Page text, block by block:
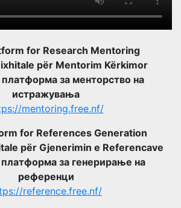
for Research Mentoring
për Mentorim Kërkimor
за менторство на
истражувања
mentoring.free.nf/
for References Generation
për Gjenerimin e Referencave
за генерирање на
референци
reference.free.nf/